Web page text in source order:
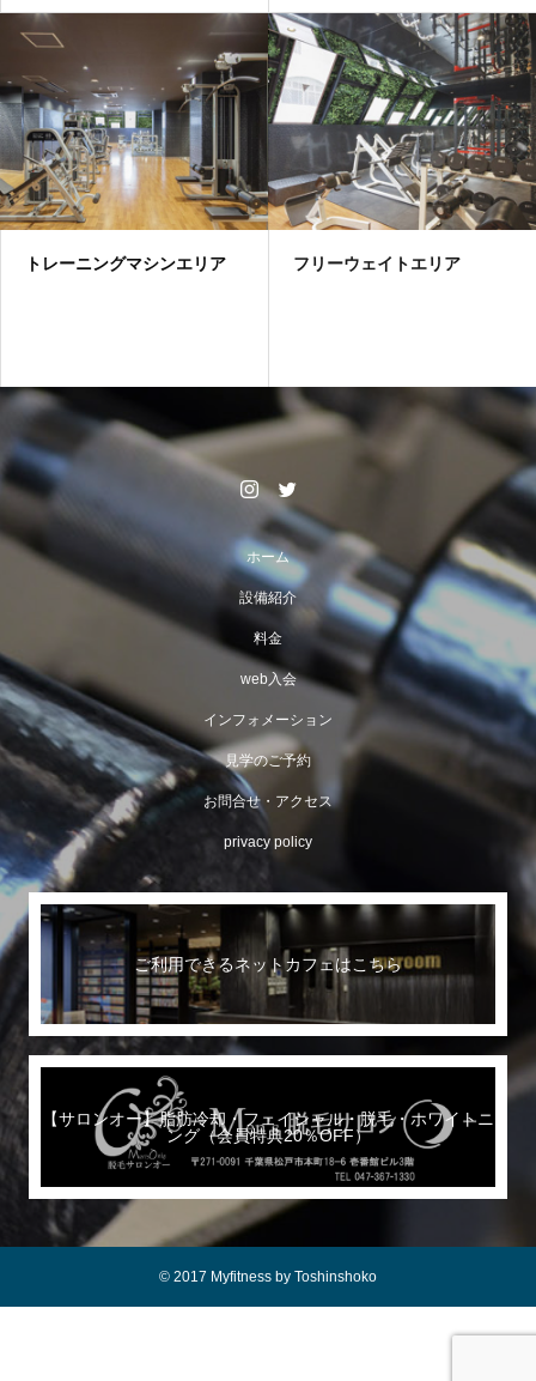
トレーニングマシンエリア フリーウェイトエリア
ホーム
設備紹介
料金
web入会
インフォメーション
見学のご予約
お問合せ・アクセス
privacy policy
ご利用できるネットカフェはこちら
【サロンオー】脂肪冷却・フェイシャル・脱毛・ホワイトニ
ング（会員特典20％OFF）
© 2017 Myfitness by Toshinshoko